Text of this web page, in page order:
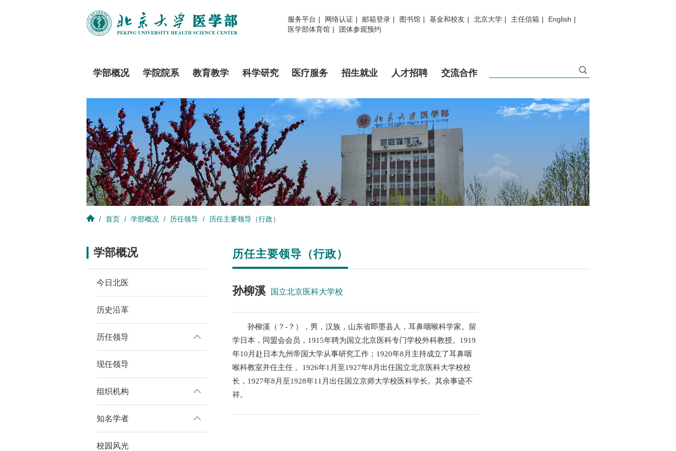
服务平台 | 网络认证 | 邮箱登录 | 图书馆 | 基金和校友 | 北京大学 | 主任信箱 | English |
医学部体育馆 | 团体参观预约
学部概况 学院院系 教育教学 科学研究 医疗服务 招生就业 人才招聘 交流合作
/ 首页 / 学部概况 / 历任领导 / 历任主要领导（行政）
学部概况
今日北医
历史沿革
历任领导
现任领导
组织机构
知名学者
校园风光
历任主要领导（行政）
孙柳溪 国立北京医科大学校
孙柳溪（？-？），男，汉族，山东省即墨县人，耳鼻咽喉科学家。留
学日本，同盟会会员，1915年聘为国立北京医科专门学校外科教授。1919
年10月赴日本九州帝国大学从事研究工作；1920年8月主持成立了耳鼻咽
喉科教室并任主任 。1926年1月至1927年8月出任国立北京医科大学校校
长，1927年8月至1928年11月出任国立京师大学校医科学长。其余事迹不
祥。